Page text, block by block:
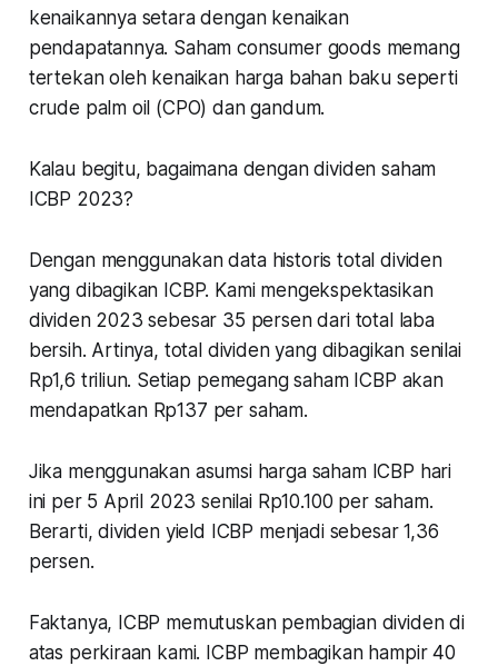
kenaikannya setara dengan kenaikan
pendapatannya. Saham consumer goods memang
tertekan oleh kenaikan harga bahan baku seperti
crude palm oil (CPO) dan gandum.
Kalau begitu, bagaimana dengan dividen saham
ICBP 2023?
Dengan menggunakan data historis total dividen
yang dibagikan ICBP. Kami mengekspektasikan
dividen 2023 sebesar 35 persen dari total laba
bersih. Artinya, total dividen yang dibagikan senilai
Rp1,6 triliun. Setiap pemegang saham ICBP akan
mendapatkan Rp137 per saham.
Jika menggunakan asumsi harga saham ICBP hari
ini per 5 April 2023 senilai Rp10.100 per saham.
Berarti, dividen yield ICBP menjadi sebesar 1,36
persen.
Faktanya, ICBP memutuskan pembagian dividen di
atas perkiraan kami. ICBP membagikan hampir 40